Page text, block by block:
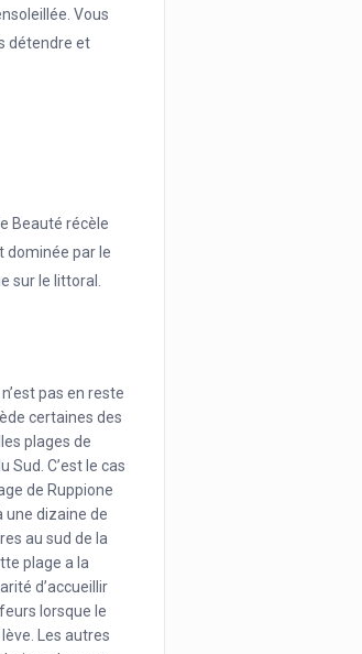
Vous
détendre et
Beauté récèle
dominée par le
sur le littoral.
pas en reste
certaines des
plages de
Sud. C’est le cas
de Ruppione
une dizaine de
au sud de la
plage a la
d’accueillir
lorsque le
Les autres